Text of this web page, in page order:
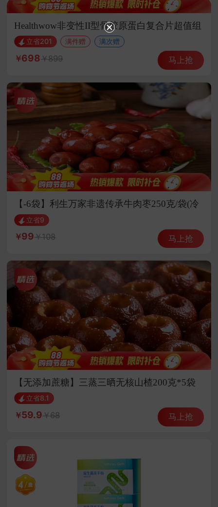
Healthwow非变性II型骨胶原蛋白复合片超值组
立省201 满件赠 满次赠
698 899 马上抢
【-6袋】利生万家非遗传承牛肉枣250克/袋(冷
藏60天 )
立省9
99 108 马上抢
【无添加蔗糖】三蒸三晒无核山楂200克*5袋
立省8.1
59.9 68 马上抢